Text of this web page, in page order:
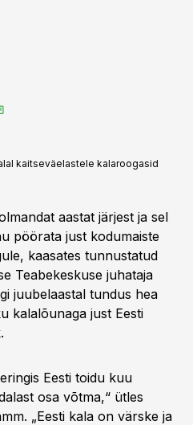
kaitseväelastele kalaroogasid
aastat järjest ja sel
pöörata just kodumaiste
kaasates tunnustatud
Teabekeskuse juhataja
juubelaastal tundus hea
kalalõunaga just Eesti
Eesti toidu kuu
osa võtma,“ ütles
„Eesti kala on värske ja